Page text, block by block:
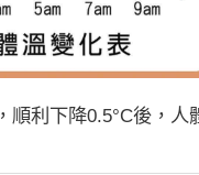
，順利下降0.5°C後，